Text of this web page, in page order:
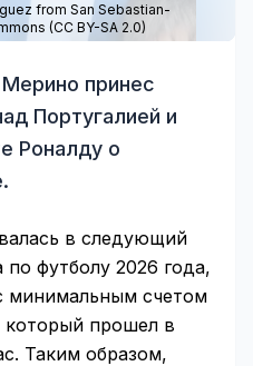
from San Sebastian-
(CC BY-SA 2.0)
принес
Португалией и
Роналду о
в следующий
футболу 2026 года,
минимальным счетом
который прошел в
Таким образом,